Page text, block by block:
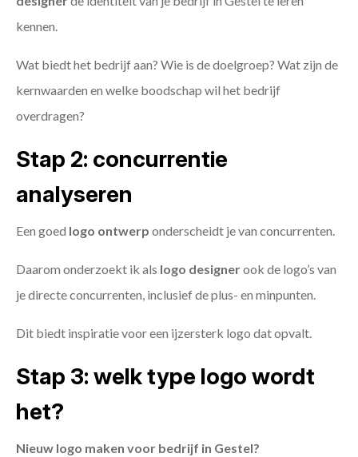
kennen.
Wat biedt het bedrijf aan? Wie is de doelgroep? Wat zijn de
kernwaarden en welke boodschap wil het bedrijf
overdragen?
Stap 2: concurrentie
analyseren
Een goed logo ontwerp onderscheidt je van concurrenten.
Daarom onderzoekt ik als logo designerook de logo’s van
je directe concurrenten, inclusief de plus- en minpunten.
Dit biedt inspiratie voor een ijzersterk logo dat opvalt.
Stap 3: welk type logo wordt
het?
Nieuw logo maken voor bedrijf in Gestel?